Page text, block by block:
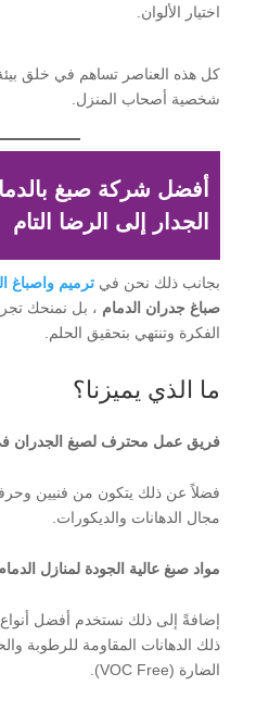
اختيار الألوان.
كل هذه العناصر تساهم في خلق
شخصية أصحاب المنزل.
أفضل شركة صبغ
الجدار إلى الرضا التام
بجانب ذلك نحن في ترميم واصباغ
صباغ جدران الدمام ، بل نمنحك
الفكرة وتنتهي بتحقيق الحلم.
ما الذي يميزنا؟
فريق عمل محترف لصبغ الجدران
فضلاً عن ذلك يتكون من فنيين
مجال الدهانات والديكورات.
مواد صبغ عالية الجودة لمنازل
إضافةً إلى ذلك نستخدم أفضل أنواع
ذلك الدهانات المقاومة للرطوبة
الضارة (VOC Free).